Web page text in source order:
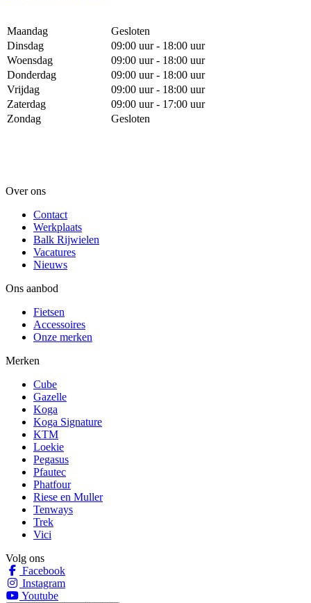
Maandag
Gesloten
Dinsdag
09:00 uur - 18:00 uur
Woensdag
09:00 uur - 18:00 uur
Donderdag
09:00 uur - 18:00 uur
Vrijdag
09:00 uur - 18:00 uur
Zaterdag
09:00 uur - 17:00 uur
Zondag
Gesloten
Over ons
Contact
Werkplaats
Balk Rijwielen
Vacatures
Nieuws
Ons aanbod
Fietsen
Accessoires
Onze merken
Merken
Cube
Gazelle
Koga
Koga Signature
KTM
Loekie
Pegasus
Pfautec
Phatfour
Riese en Muller
Tenways
Trek
Vici
Volg ons
Facebook
Instagram
Youtube